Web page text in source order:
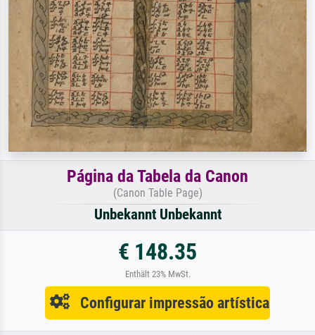
Página da Tabela da Canon
(Canon Table Page)
Unbekannt Unbekannt
€ 148.35
Enthält 23% MwSt.
Configurar impressão artística